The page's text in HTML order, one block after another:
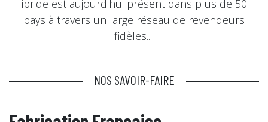
ibride est aujourd'hui présent dans plus de 50
pays à travers un large réseau de revendeurs
fidèles....
NOS SAVOIR-FAIRE